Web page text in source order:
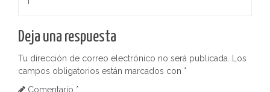
n
d
Deja una respuesta
Tu dirección de correo electrónico no será publicada.
Los
campos obligatorios están marcados con *
Comentario *